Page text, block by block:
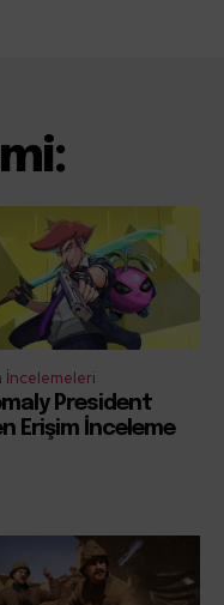
İncelemeleri
President
Erişim İnceleme